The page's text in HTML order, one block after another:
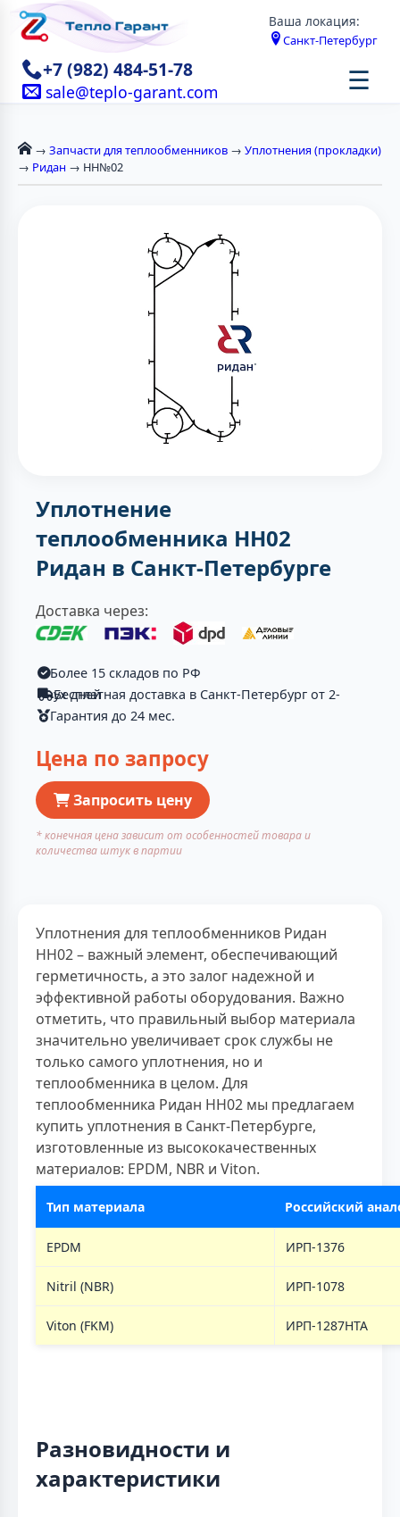
Ваша локация:
Санкт-Петербург
+7 (982) 484-51-78
sale@teplo-garant.com ☰
→ Запчасти для теплообменников → Уплотнения (прокладки)
→ Ридан → НН№02
Уплотнение
теплообменника НН02
Ридан в Санкт-Петербурге
Доставка через:
Более 15 складов по РФ
Бесплатная доставка в Санкт-Петербург от 2-ух дней
Гарантия до 24 мес.
Цена по запросу
Запросить цену
* конечная цена зависит от особенностей товара и
количества штук в партии
Уплотнения для теплообменников Ридан
НН02 – важный элемент, обеспечивающий
герметичность, а это залог надежной и
эффективной работы оборудования. Важно
отметить, что правильный выбор материала
значительно увеличивает срок службы не
только самого уплотнения, но и
теплообменника в целом. Для
теплообменника Ридан НН02 мы предлагаем
купить уплотнения в Санкт-Петербурге,
изготовленные из высококачественных
материалов: EPDM, NBR и Viton.
Тип материала Российский
EPDM ИРП-1376
Nitril (NBR) ИРП-1078
Viton (FKM) ИРП-1287НТА
Разновидности и
характеристики